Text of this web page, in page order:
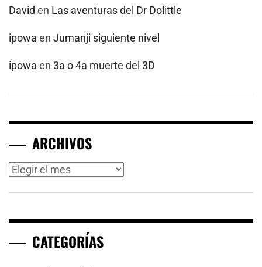
David en Las aventuras del Dr Dolittle
ipowa en Jumanji siguiente nivel
ipowa en 3a o 4a muerte del 3D
ARCHIVOS
Archivos
CATEGORÍAS